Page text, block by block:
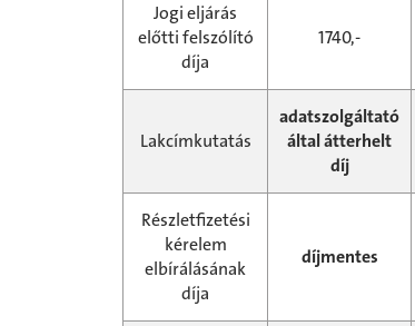
Jogi eljárás
előtti felszólító
díja
1740,-
Lakcímkutatás
adatszolgáltató
által átterhelt
díj
Részletfizetési
kérelem
elbírálásának
díja
díjmentes